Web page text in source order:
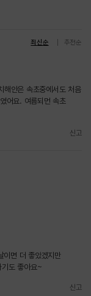
최신순 추천순
해안은 속초중에서도 처음
어요. 여름되먼 속초
신고
이면 더 좋았겠지만
기도 좋아요~
신고